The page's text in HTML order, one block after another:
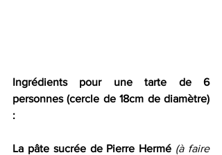
Ingrédients pour une tarte de 6
personnes (cercle de 18cm de diamètre)
:
La pâte sucrée de Pierre Hermé (à faire